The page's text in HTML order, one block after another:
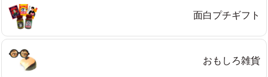
面白プチギフト
おもしろ雑貨